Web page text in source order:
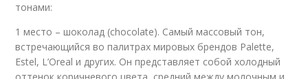
тонами:
1 место – шоколад (chocolate). Самый массовый тон,
встречающийся во палитрах мировых брендов Palette,
Estel, L’Oreal и других. Он представляет собой холодный